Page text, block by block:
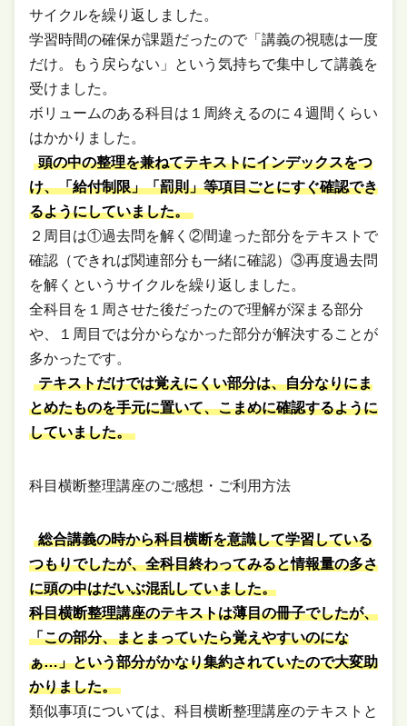
サイクルを繰り返しました。
学習時間の確保が課題だったので「講義の視聴は一度
だけ。もう戻らない」という気持ちで集中して講義を
受けました。
ボリュームのある科目は１周終えるのに４週間くらい
はかかりました。
頭の中の整理を兼ねてテキストにインデックスをつ
け、「給付制限」「罰則」等項目ごとにすぐ確認でき
るようにしていました。
２周目は①過去問を解く②間違った部分をテキストで
確認（できれば関連部分も一緒に確認）③再度過去問
を解くというサイクルを繰り返しました。
全科目を１周させた後だったので理解が深まる部分
や、１周目では分からなかった部分が解決することが
多かったです。
テキストだけでは覚えにくい部分は、自分なりにま
とめたものを手元に置いて、こまめに確認するように
していました。
科目横断整理講座のご感想・ご利用方法
総合講義の時から科目横断を意識して学習している
つもりでしたが、全科目終わってみると情報量の多さ
に頭の中はだいぶ混乱していました。
科目横断整理講座のテキストは薄目の冊子でしたが、
「この部分、まとまっていたら覚えやすいのにな
ぁ…」という部分がかなり集約されていたので大変助
かりました。
類似事項については、科目横断整理講座のテキストと